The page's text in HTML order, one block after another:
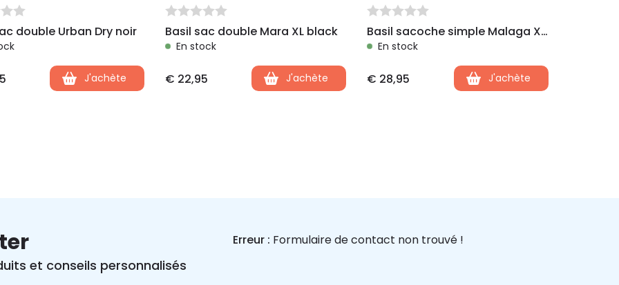
double Urban Dry noir
J'achète
Basil sac double Mara XL black
En stock
€ 22,95 J'achète
Basil sacoche simple Malaga XL noir
En stock
€ 28,95 J'achète
et conseils personnalisés
Erreur : Formulaire de contact non trouvé !